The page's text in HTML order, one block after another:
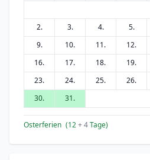
2.
3. 4. 5.
9.
10. 11. 12.
16.
17. 18. 19.
23.
24. 25. 26.
30.
31.
Osterferien (12+ 4Tage)